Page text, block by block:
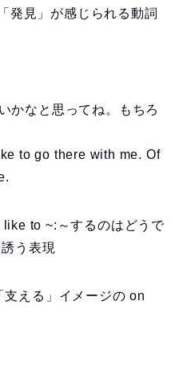
発見」が感じられる動詞
かなと思ってね。もちろ
to go there with me. Of
to ~:～するのはどうで
う表現
える」イメージの on